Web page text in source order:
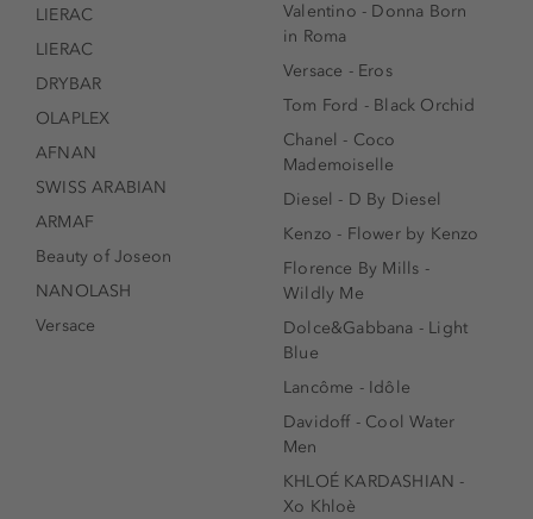
LIERAC
LIERAC
DRYBAR
OLAPLEX
AFNAN
SWISS ARABIAN
ARMAF
Beauty of Joseon
NANOLASH
Versace
Valentino - Donna Born
in Roma
Versace - Eros
Tom Ford - Black Orchid
Chanel - Coco
Mademoiselle
Diesel - D By Diesel
Kenzo - Flower by Kenzo
Florence By Mills -
Wildly Me
Dolce&Gabbana - Light
Blue
Lancôme - Idôle
Davidoff - Cool Water
Men
KHLOÉ KARDASHIAN -
Xo Khloè